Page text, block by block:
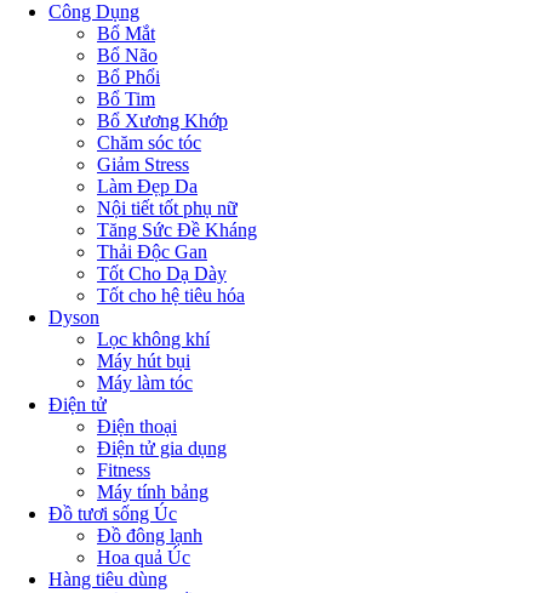
Công Dụng
Bổ Mắt
Bổ Não
Bổ Phổi
Bổ Tim
Bổ Xương Khớp
Chăm sóc tóc
Giảm Stress
Làm Đẹp Da
Nội tiết tốt phụ nữ
Tăng Sức Đề Kháng
Thải Độc Gan
Tốt Cho Dạ Dày
Tốt cho hệ tiêu hóa
Dyson
Lọc không khí
Máy hút bụi
Máy làm tóc
Điện tử
Điện thoại
Điện tử gia dụng
Fitness
Máy tính bảng
Đồ tươi sống Úc
Đồ đông lạnh
Hoa quả Úc
Hàng tiêu dùng